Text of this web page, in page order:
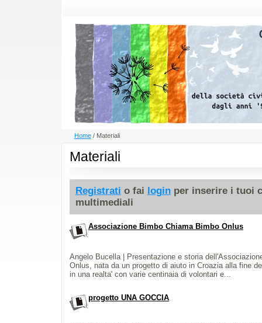
Home / Materiali
Materiali
Registrati o fai loginper inserire i tuoi
multimediali
Associazione Bimbo Chiama Bimbo Onlus
Angelo Bucella | Presentazione e storia
Onlus, nata da un progetto di aiuto in Croazia alla fine
in una realta' con varie centinaia di volontari e...
progetto UNA GOCCIA